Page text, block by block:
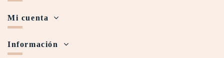
Mi cuenta
Información